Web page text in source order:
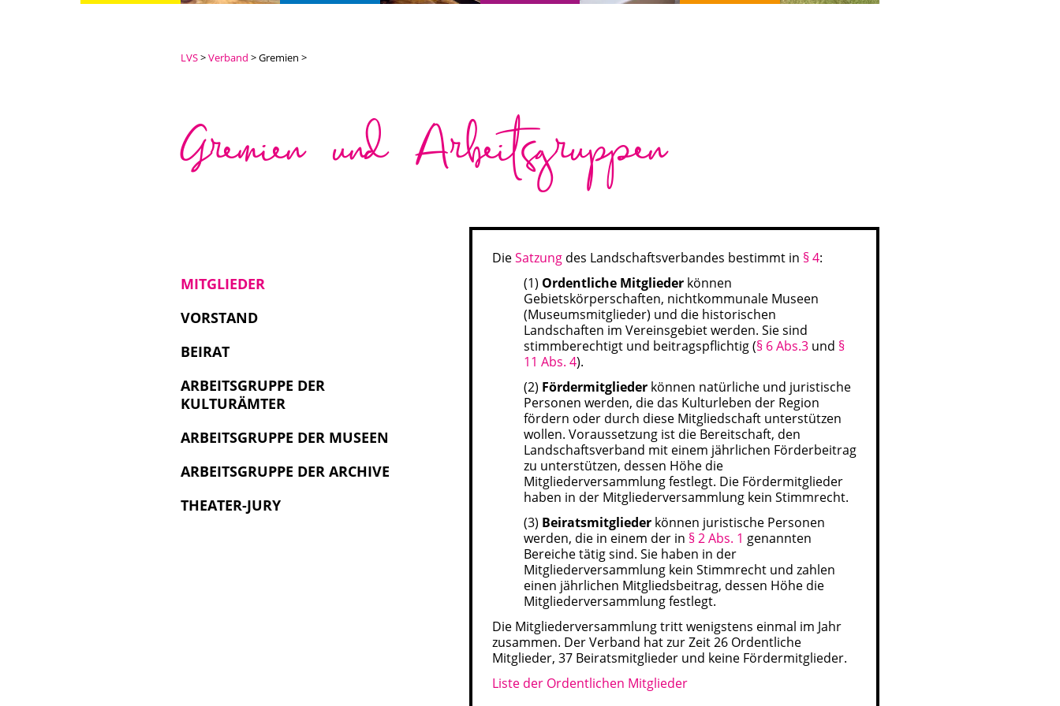
LVS Verband Gremien
Gremien und Arbeitsgruppen
MITGLIEDER
DieSatzung des Landschaftsverbandes bestimmt in § 4:
(1) Ordentliche Mitglieder können
Gebietskörperschaften, nichtkommunale Museen
(Museumsmitglieder) und die historischen
Landschaften im Vereinsgebiet werden. Sie sind
stimmberechtigt und beitragspflichtig (§ 6 Abs.3 und §
11 Abs. 4).
(2) Fördermitglieder können natürliche und juristische
Personen werden, die das Kulturleben der Region
fördern oder durch diese Mitgliedschaft unterstützen
wollen. Voraussetzung ist die Bereitschaft, den
Landschaftsverband mit einem jährlichen Förderbeitrag
zu unterstützen, dessen Höhe die
Mitgliederversammlung festlegt. Die Fördermitglieder
haben in der Mitgliederversammlung kein Stimmrecht.
(3) Beiratsmitglieder können juristische Personen
werden, die in einem der in § 2 Abs. 1 genannten
Bereiche tätig sind. Sie haben in der
Mitgliederversammlung kein Stimmrecht und zahlen
einen jährlichen Mitgliedsbeitrag, dessen Höhe die
Mitgliederversammlung festlegt.
Die Mitgliederversammlung tritt wenigstens einmal im Jahr
zusammen. Der Verband hat zur Zeit 26 Ordentliche
Mitglieder, 37 Beiratsmitglieder und keine Fördermitglieder.
Liste der Ordentlichen Mitglieder
VORSTAND
BEIRAT
ARBEITSGRUPPE DER
KULTURÄMTER
ARBEITSGRUPPE DER MUSEEN
ARBEITSGRUPPE DER ARCHIVE
THEATER-JURY